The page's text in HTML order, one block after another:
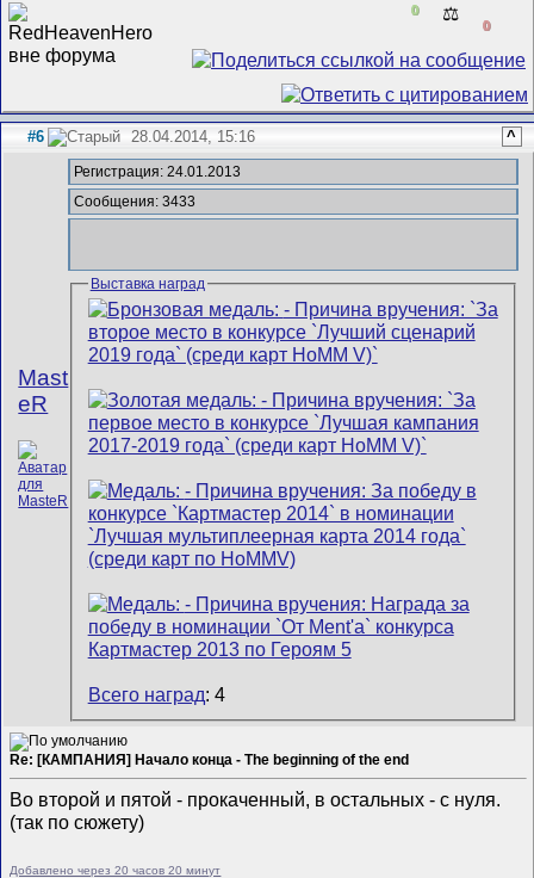
0 ⚖️
0
#6 28.04.2014, 15:16 ^
Mast
eR
Регистрация: 24.01.2013
Сообщения: 3433
Выставка наград
Всего наград: 4
Re: [КАМПАНИЯ] Начало конца - The beginning of the end
Во второй и пятой - прокаченный, в остальных - с нуля.
(так по сюжету)
Добавлено через 20 часов 20 минут